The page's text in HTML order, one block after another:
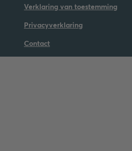
Verklaring van toestemming
Privacyverklaring
Contact